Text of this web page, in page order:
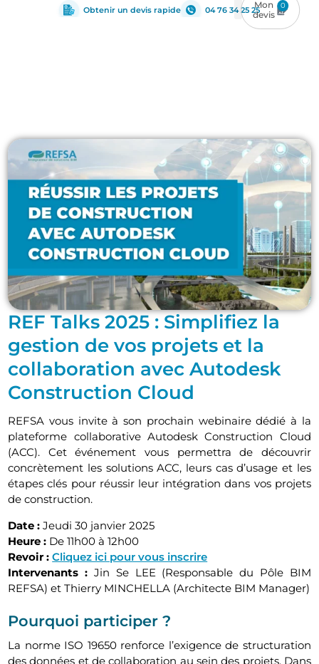
Obtenir un devis rapide 04 76 34 25 25 0
Management du BIM
REF Talks 2025 : Simplifiez la
gestion de vos projets et la
collaboration avec Autodesk
Construction Cloud
REFSA vous invite à son prochain webinaire dédié à la
plateforme collaborative Autodesk Construction Cloud
(ACC). Cet événement vous permettra de découvrir
concrètement les solutions ACC, leurs cas d’usage et les
étapes clés pour réussir leur intégration dans vos projets
de construction.
Date : Jeudi 30 janvier 2025
Heure : De 11h00 à 12h00
Revoir : Cliquez ici pour vous inscrire
Intervenants : Jin Se LEE (Responsable du Pôle BIM
REFSA) et Thierry MINCHELLA (Architecte BIM Manager)
Pourquoi participer ?
La norme ISO 19650 renforce l’exigence de structuration
des données et de collaboration au sein des projets. Dans